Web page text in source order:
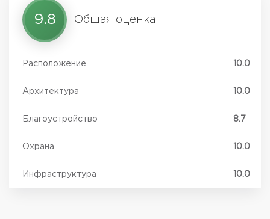
9.8 Общая оценка
Расположение 10.0
Архитектура 10.0
Благоустройство 8.7
Охрана 10.0
Инфраструктура 10.0